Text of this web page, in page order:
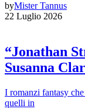
byMister Tannus
22 Luglio 2026
“Jonathan
Susanna
I romanzi fantasy
quelli in